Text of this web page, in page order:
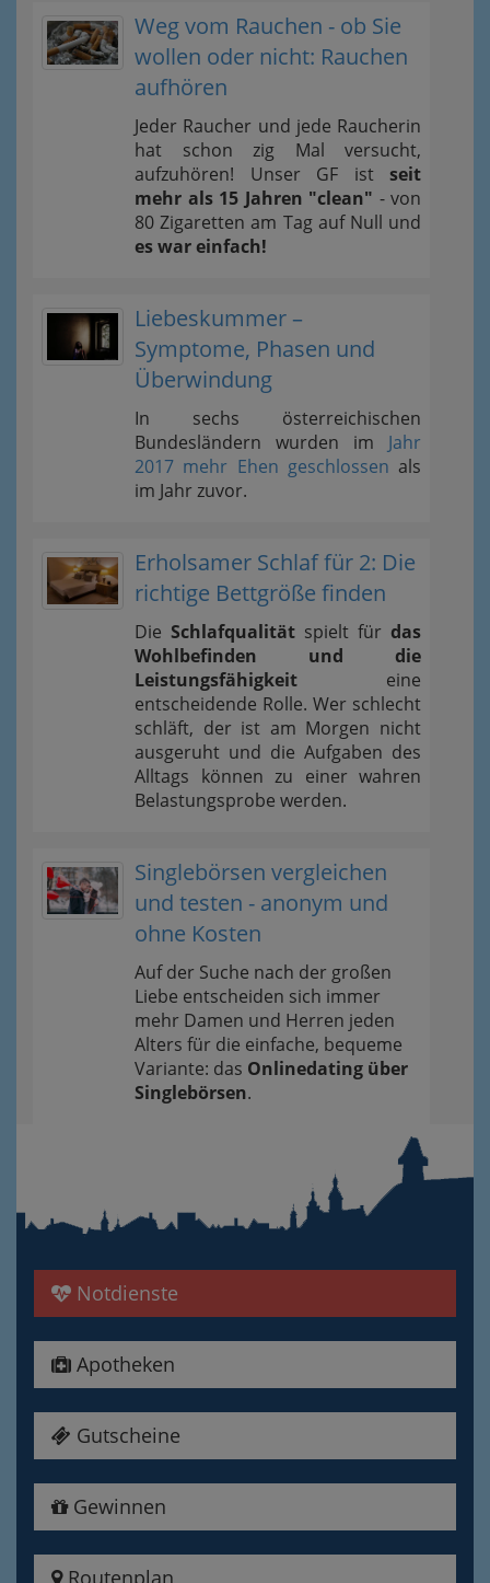
Weg vom Rauchen - ob Sie
wollen oder nicht: Rauchen
aufhören
Jeder Raucher und jede Raucherin
hat schon zig Mal versucht,
aufzuhören! Unser GF ist seit
mehr als 15 Jahren "clean" - von
80 Zigaretten am Tag auf Null und
es war einfach!
Liebeskummer –
Symptome, Phasen und
Überwindung
In sechs österreichischen
Bundesländern wurden im Jahr
2017 mehr Ehen geschlossen als
im Jahr zuvor.
Erholsamer Schlaf für 2: Die
richtige Bettgröße finden
Die Schlafqualität spielt für das
Wohlbefinden und die
Leistungsfähigkeit eine
entscheidende Rolle. Wer schlecht
schläft, der ist am Morgen nicht
ausgeruht und die Aufgaben des
Alltags können zu einer wahren
Belastungsprobe werden.
Singlebörsen vergleichen
und testen - anonym und
ohne Kosten
Auf der Suche nach der großen
Liebe entscheiden sich immer
mehr Damen und Herren jeden
Alters für die einfache, bequeme
Variante: das Onlinedating über
Singlebörsen.
Notdienste
Apotheken
Gutscheine
Gewinnen
Routenplan